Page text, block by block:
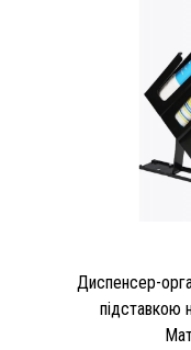
Диспенсер-
підставкою